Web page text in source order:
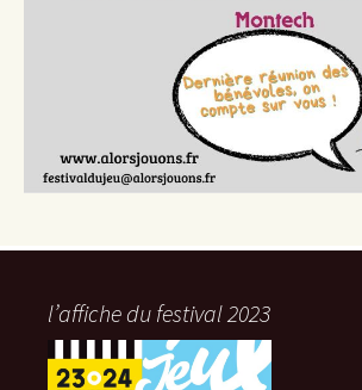
l’affiche du festival 2023